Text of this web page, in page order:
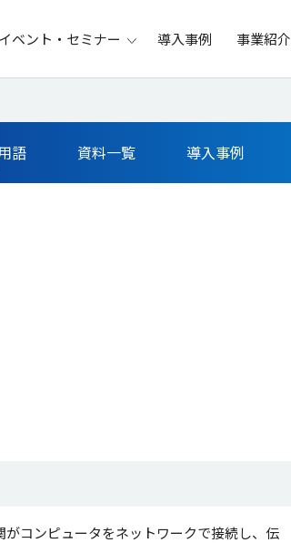
イベント・セミナー 導入事例 事業紹介
語 資料一覧 導入事例
コンピュータをネットワークで接続し、伝